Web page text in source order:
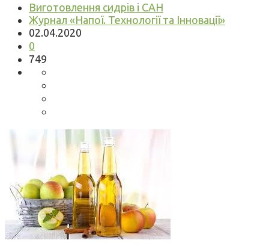
Виготовлення сидрів і САН
Журнал «Напої. Технології та Інновації»
02.04.2020
0
749